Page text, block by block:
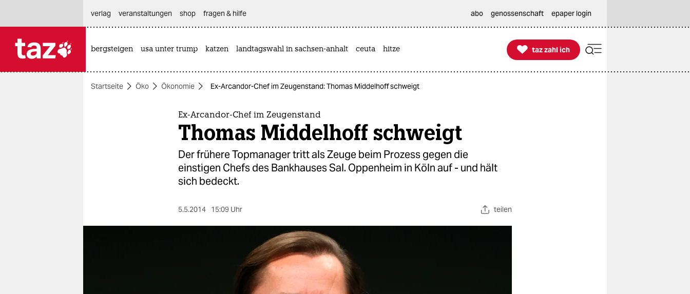
themen
verlag
veranstaltungen shop fragen & hilfe abo genossenschaft epaper login
bergsteigen usa unter trump katzen landtagswahl in sachsen-anhalt ceuta hitze 
taz zahl ich
taz zahl ich
Startseite Öko Ökonomie Ex-Arcandor-Chef im Zeugenstand: Thomas Middelhoff schweigt
Ex-Arcandor-Chef im Zeugenstand
Thomas Middelhoff schweigt
Der frühere Topmanager tritt als Zeuge beim Prozess gegen die
einstigen Chefs des Bankhauses Sal. Oppenheim in Köln auf - und hält
sich bedeckt.
5.5.2014 15:09 Uhr teilen